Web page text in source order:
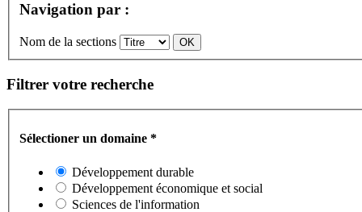
Navigation par :
Nom de la sections
Filtrer votre recherche
Sélectioner un domaine *
Développement durable
Développement économique et social
Sciences de l'information